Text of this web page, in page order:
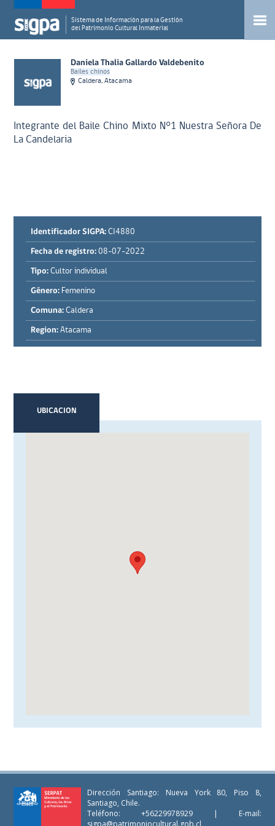
Sistema de Información para la Gestión
del Patrimonio Cultural Inmaterial
Daniela Thalia Gallardo Valdebenito
Bailes chinos
Caldera, Atacama
Integrante del Baile Chino Mixto N°1 Nuestra Señora De
La Candelaria
Identificador SIGPA: CI4880
Fecha de registro: 08-07-2022
Tipo: Cultor individual
Género: Femenino
Comuna: Caldera
Region: Atacama
UBICACION
Dirección Santiago: Nueva York 80, Piso 8,
Santiago, Chile.
Teléfono: +56229978929 | E-mail:
sigpa@patrimoniocultural.gob.cl